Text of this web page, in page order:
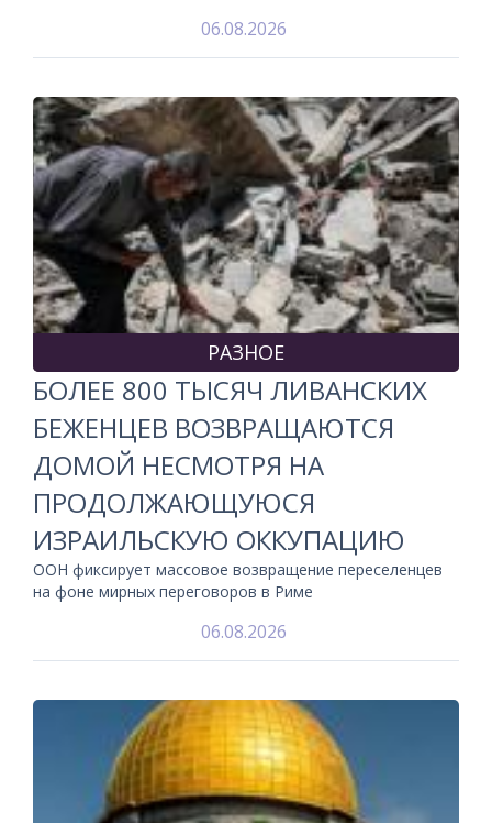
06.08.2026
РАЗНОЕ
БОЛЕЕ 800 ТЫСЯЧ ЛИВАНСКИХ
БЕЖЕНЦЕВ ВОЗВРАЩАЮТСЯ
ДОМОЙ НЕСМОТРЯ НА
ПРОДОЛЖАЮЩУЮСЯ
ИЗРАИЛЬСКУЮ ОККУПАЦИЮ
ООН фиксирует массовое возвращение переселенцев
на фоне мирных переговоров в Риме
06.08.2026